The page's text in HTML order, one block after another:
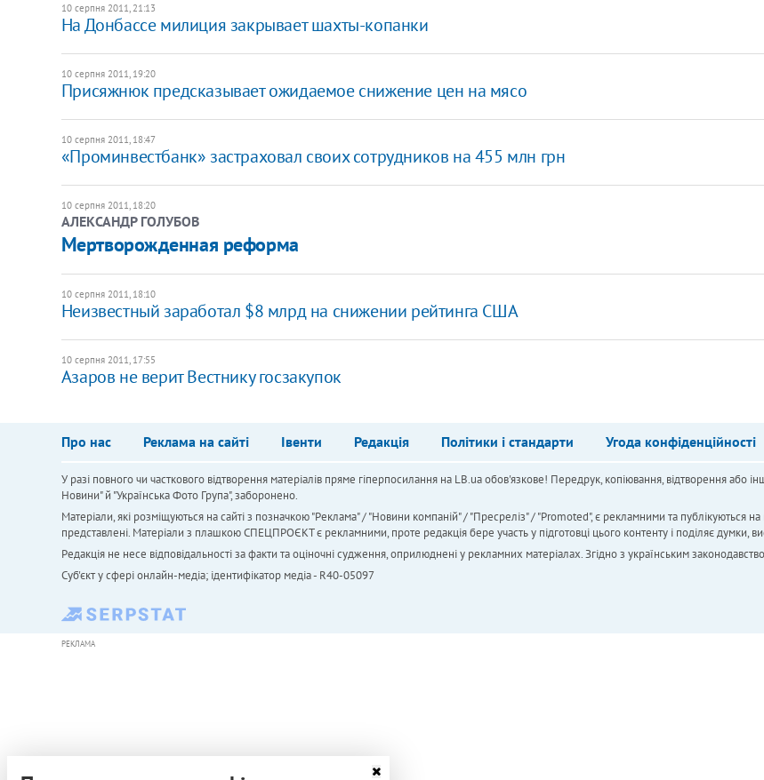
10 серпня 2011, 21:13
​На Донбассе милиция закрывает шахты-копанки
10 серпня 2011, 19:20
Присяжнюк предсказывает ожидаемое снижение цен на мясо
10 серпня 2011, 18:47
«Проминвестбанк» застраховал своих сотрудников на 455 млн грн
10 серпня 2011, 18:20
АЛЕКСАНДР ГОЛУБОВ
Мертворожденная реформа
10 серпня 2011, 18:10
Неизвестный заработал $8 млрд на снижении рейтинга США
10 серпня 2011, 17:55
Азаров не верит Вестнику госзакупок
Про нас Реклама на сайті Івенти Редакція Політики і стандарти Угода конфіденційності
У разі повного чи часткового відтворення матеріалів пряме гіперпосилання на LB.ua обов'язкове! Передрук, копіювання, відтворення або
Новини" й "Українська Фото Група", заборонено.
Матеріали, які розміщуються на сайті з позначкою "Реклама" / "Новини компаній" / "Пресреліз" / "Promoted", є рекламними та публікуються
представлені. Матеріали з плашкою СПЕЦПРОЄКТ є рекламними, проте редакція бере участь у підготовці цього контенту і поділяє думки,
Редакція не несе відповідальності за факти та оціночні судження, оприлюднені у рекламних матеріалах. Згідно з українським
Cуб'єкт у сфері онлайн-медіа; ідентифікатор медіа - R40-05097
РЕКЛАМА